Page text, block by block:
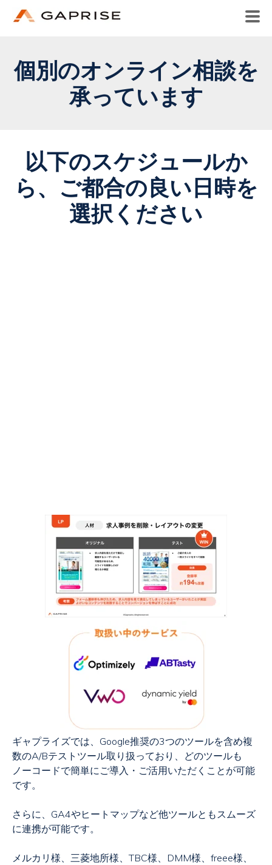
個別のオンライン相談を
承っています
以下のスケジュールか
ら、ご都合の良い日時を
選択ください
ギャプライズでは、Google推奨の3つのツールを含め複
数のA/Bテストツール取り扱っており、どのツールも
ノーコードで簡単にご導入・ご活用いただくことが可能
です。
さらに、GA4やヒートマップなど他ツールともスムーズ
に連携が可能です。
メルカリ様、三菱地所様、TBC様、DMM様、freee様、